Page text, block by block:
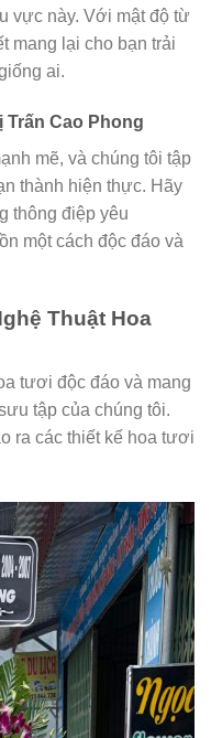
vực này. Với mật độ từ
mang lại cho bạn trải
ai.
Cao Phong
mẽ, và chúng tôi tập
thành hiện thực. Hãy
thông điệp yêu
một cách độc đáo và
Thuật Hoa
tươi độc đáo và mang
tập của chúng tôi.
ra các thiết kế hoa tươi